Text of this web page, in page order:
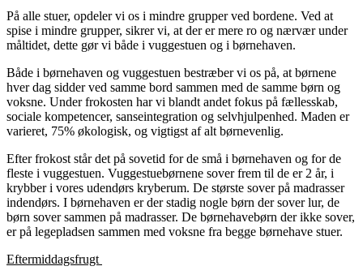
På alle stuer, opdeler vi os i mindre grupper ved bordene. Ved at
spise i mindre grupper, sikrer vi, at der er mere ro og nærvær under
måltidet, dette gør vi både i vuggestuen og i børnehaven.
Både i børnehaven og vuggestuen bestræber vi os på, at børnene
hver dag sidder ved samme bord sammen med de samme børn og
voksne. Under frokosten har vi blandt andet fokus på fællesskab,
sociale kompetencer, sanseintegration og selvhjulpenhed. Maden er
varieret, 75% økologisk, og vigtigst af alt børnevenlig.
Efter frokost står det på sovetid for de små i børnehaven og for de
fleste i vuggestuen. Vuggestuebørnene sover frem til de er 2 år, i
krybber i vores udendørs kryberum. De største sover på madrasser
indendørs. I børnehaven er der stadig nogle børn der sover lur, de
børn sover sammen på madrasser. De børnehavebørn der ikke sover,
er på legepladsen sammen med voksne fra begge børnehave stuer.
Eftermiddagsfrugt